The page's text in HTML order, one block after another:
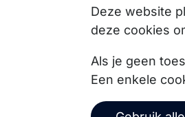
Copernica BV
De Ruijterkade 112
Amsterdam
Deze website
deze cookies
Als je geen
Een enkele